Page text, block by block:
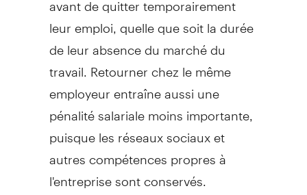
leur emploi, quelle que soit la durée
de leur absence du marché du
travail. Retourner chez le même
employeur entraîne aussi une
pénalité salariale moins importante,
puisque les réseaux sociaux et
autres compétences propres à
l'entreprise sont conservés.